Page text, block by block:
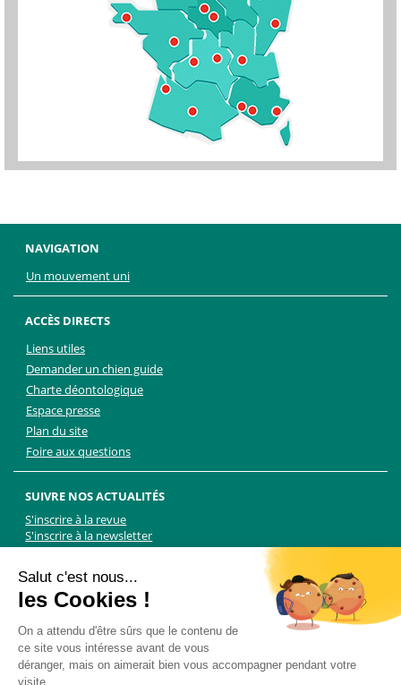
NAVIGATION
Un mouvement uni
ACCÈS DIRECTS
Liens utiles
Demander un chien guide
Charte déontologique
Espace presse
Plan du site
Foire aux questions
SUIVRE NOS ACTUALITÉS
S'inscrire à la revue
S'inscrire à la newsletter
TikTok
NOUS CONTACTER
Les Chiens Guides d'aveugles - FFAC
71 rue de Bagnolet, 75020 Paris
Salut c'est nous...
les Cookies !
On a attendu d'être sûrs que le contenu de
ce site vous intéresse avant de vous
déranger, mais on aimerait bien vous accompagner pendant votre
visite...